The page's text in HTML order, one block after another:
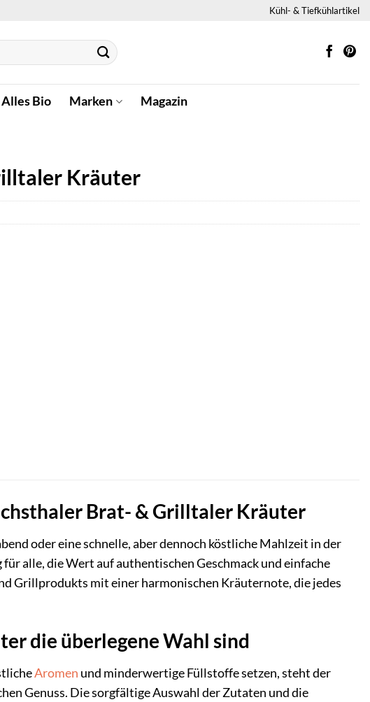
Kühl- & Tiefkühlartikel
Alles Bio Marken Magazin
Kräuter
Brat- & Grilltaler Kräuter
oder eine schnelle, aber dennoch köstliche Mahlzeit in der
für alle, die Wert auf authentischen Geschmack und einfache
Grillprodukts mit einer harmonischen Kräuternote, die jedes
die überlegene Wahl sind
Aromen und minderwertige Füllstoffe setzen, steht der
Genuss. Die sorgfältige Auswahl der Zutaten und die